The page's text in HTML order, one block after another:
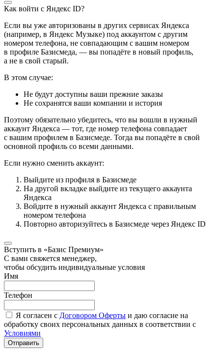
Как войти с Яндекс ID?
Если вы уже авторизованы в других сервисах Яндекса
(например, в Яндекс Музыке) под аккаунтом с другим
номером телефона, не совпадающим с вашим номером
в профиле Базисмеда, — вы попадёте в новый профиль,
а не в свой старый.
В этом случае:
Не будут доступны ваши прежние заказы
Не сохранятся ваши компании и история
Поэтому обязательно убедитесь, что вы вошли в нужный
аккаунт Яндекса — тот, где номер телефона совпадает
с вашим профилем в Базисмеде. Тогда вы попадёте в свой
основной профиль со всеми данными.
Если нужно сменить аккаунт:
Выйдите из профиля в Базисмеде
На другой вкладке выйдите из текущего аккаунта
Яндекса
Войдите в нужный аккаунт Яндекса с правильным
номером телефона
Повторно авторизуйтесь в Базисмеде через Яндекс ID
Вступить в «Базис Премиум»
С вами свяжется менеджер,
чтобы обсудить индивидуальные условия
Имя
Телефон
Я согласен с Договором Оферты и даю согласие на
обработку своих персональных данных в соответствии с
Условиями
Отправить